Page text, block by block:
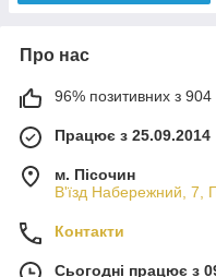
Про нас
96% позитивних з 904
Працює з 25.09.2014
м. Пісочин
В'їзд Набережний, 7,
Контакти
Сьогодні працює з